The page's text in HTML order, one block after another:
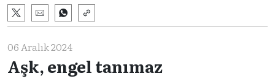
06 Aralık 2024
Aşk, engel tanımaz